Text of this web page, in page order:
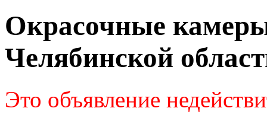
Окрасочные
Челябинской
Это объявление